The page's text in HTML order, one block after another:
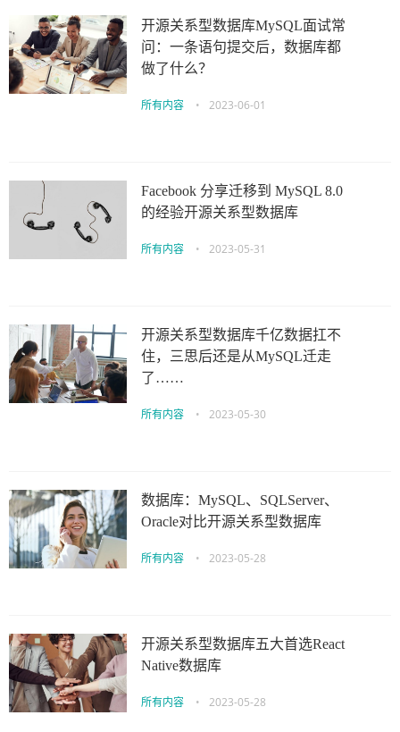
开源关系型数据库MySQL面试常
问：一条语句提交后，数据库都
做了什么？
所有内容 • 2023-06-01
Facebook 分享迁移到 MySQL 8.0
的经验开源关系型数据库
所有内容 • 2023-05-31
开源关系型数据库千亿数据扛不
住，三思后还是从MySQL迁走
了……
所有内容 • 2023-05-30
数据库：MySQL、SQLServer、
Oracle对比开源关系型数据库
所有内容 • 2023-05-28
开源关系型数据库五大首选React
Native数据库
所有内容 • 2023-05-28